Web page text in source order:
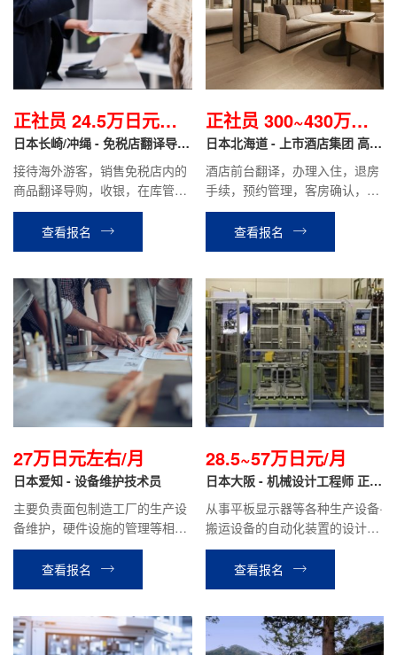
正社员 24.5万日元起/
月
日本长崎/冲绳 - 免税店翻译导购
正社员
接待海外游客，销售免税店内的
商品翻译导购，收银，在库管理
等工作。
查看报名
正社员 300~430万日
元/年
日本北海道 - 上市酒店集团 高端
度假酒店 正社员
酒店前台翻译，办理入住，退房
手续，预约管理，客房确认，餐
厅接待等相关工作。
查看报名
27万日元左右/月
日本爱知 - 设备维护技术员
主要负责面包制造工厂的生产设
备维护，硬件设施的管理等相关
工作。
查看报名
28.5~57万日元/月
日本大阪 - 机械设计工程师 正社
从事平板显示器等各种生产设备·
搬运设备的自动化装置的设计工
作。负责初期的沟通，设计，生
产，试运行等全程业务。
查看报名